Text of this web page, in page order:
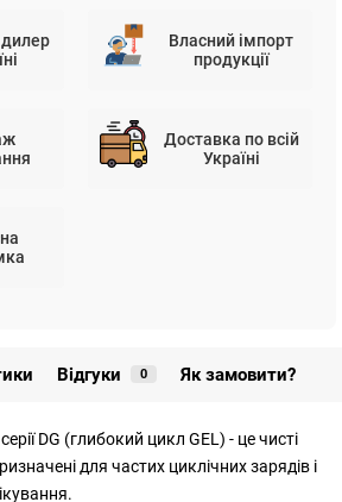
Власний імпорт
продукції
Доставка по всій
Україні
Відгуки 0 Як замовити?
DG (глибокий цикл GEL) - це чисті
для частих циклічних зарядів і